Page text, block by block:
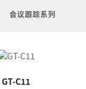
会议跟踪系列
GT-C11